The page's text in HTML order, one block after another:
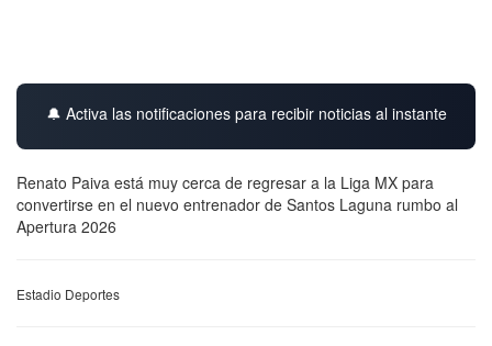
🔔 Activa las notificaciones para recibir noticias al instante
Renato Paiva está muy cerca de regresar a la Liga MX para
convertirse en el nuevo entrenador de Santos Laguna rumbo al
Apertura 2026
Estadio Deportes